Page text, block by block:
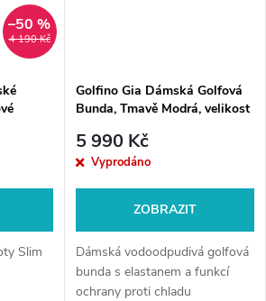
4 190 Kč
–50 %
Slim
Golfino Gia Dámská Golfová
Bunda, Tmavě Modrá, velikost
5 990 Kč
Vyprodáno
ZOBRAZIT
Dámská vodoodpudivá golfová
bunda s elastanem a funkcí
ochrany proti chladu